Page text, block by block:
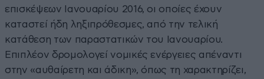
επισκέψεων Ιανουαρίου 2016, οι οποίες έχουν
καταστεί ήδη ληξιπρόθεσμες, από την τελική
κατάθεση των παραστατικών του Ιανουαρίου.
Επιπλέον δρομολογεί νομικές ενέργειες απέναντι
στην «αυθαίρετη και άδικη», όπως τη χαρακτηρίζει,